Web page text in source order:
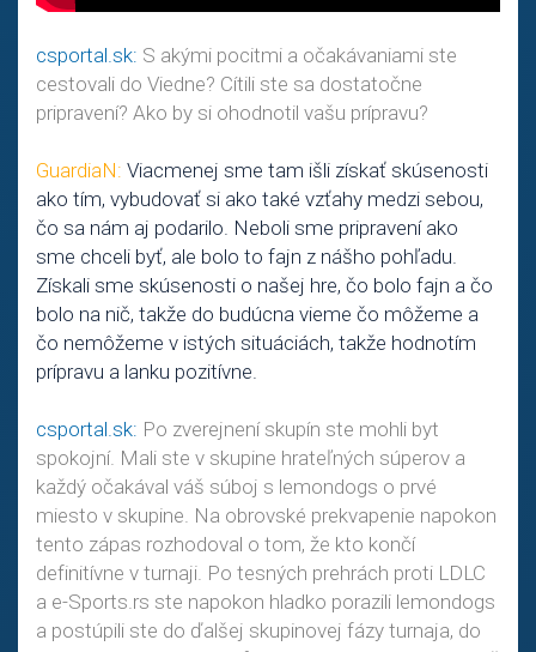
csportal.sk: S akými pocitmi a očakávaniami ste
cestovali do Viedne? Cítili ste sa dostatočne
pripravení? Ako by si ohodnotil vašu prípravu?
GuardiaN: Viacmenej sme tam išli získať skúsenosti
ako tím, vybudovať si ako také vzťahy medzi sebou,
čo sa nám aj podarilo. Neboli sme pripravení ako
sme chceli byť, ale bolo to fajn z nášho pohľadu.
Získali sme skúsenosti o našej hre, čo bolo fajn a čo
bolo na nič, takže do budúcna vieme čo môžeme a
čo nemôžeme v istých situáciách, takže hodnotím
prípravu a lanku pozitívne.
csportal.sk: Po zverejnení skupín ste mohli byt
spokojní. Mali ste v skupine hrateľných súperov a
každý očakával váš súboj s lemondogs o prvé
miesto v skupine. Na obrovské prekvapenie napokon
tento zápas rozhodoval o tom, že kto končí
definitívne v turnaji. Po tesných prehrách proti LDLC
a e-Sports.rs ste napokon hladko porazili lemondogs
a postúpili ste do ďalšej skupinovej fázy turnaja, do